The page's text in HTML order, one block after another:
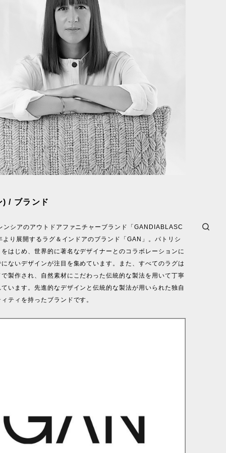
/ ブランド
ンシアのアウトドアファニチャーブランド「GANDIABLASC
り展開するラグ＆インドアのブランド「GAN」。パトリシ
はじめ、世界的に著名なデザイナーとのコラボレーションに
ないデザインが注目を集めています。また、すべてのラグは
製作され、自然素材にこだわった伝統的な製法を用いて丁寧
います。先進的なデザインと伝統的な製法が用いられた独自
ティを持ったブランドです。